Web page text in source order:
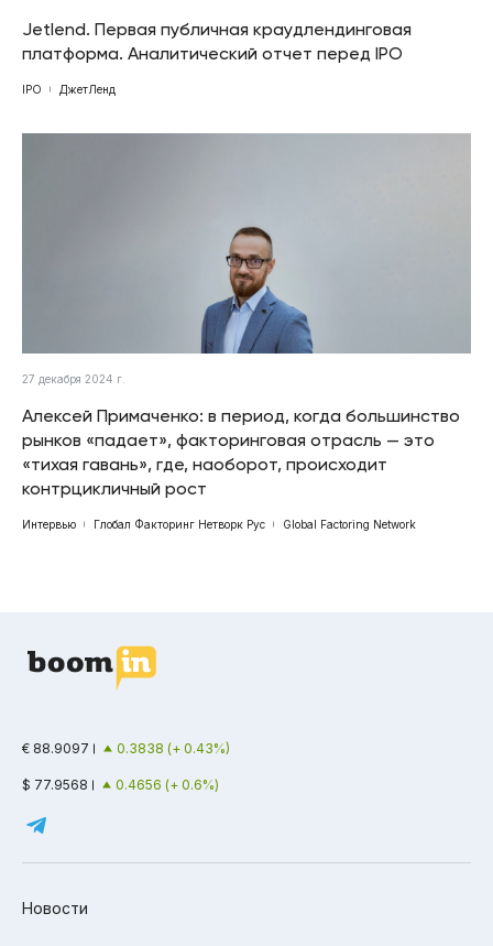
Jetlend. Первая публичная краудлендинговая
платформа. Аналитический отчет перед IPO
IPO ДжетЛенд
27 декабря 2024 г.
Алексей Примаченко: в период, когда большинство
рынков «падает», факторинговая отрасль — это
«тихая гавань», где, наоборот, происходит
контрцикличный рост
Интервью Глобал Факторинг Нетворк Рус Global Factoring Network
€ 88.9097 0.3838 (+ 0.43%)
$ 77.9568 0.4656 (+ 0.6%)
Новости